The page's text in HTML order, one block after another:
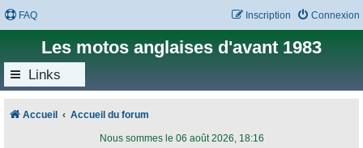
FAQ Connexion
Inscription
Les motos anglaises d'avant 1983
Links
Accueil Accueil du forum
Nous sommes le 06 août 2026, 18:16